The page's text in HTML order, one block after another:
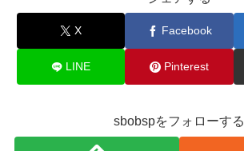
X Facebook
LINE Pinterest
sbobspをフォローする